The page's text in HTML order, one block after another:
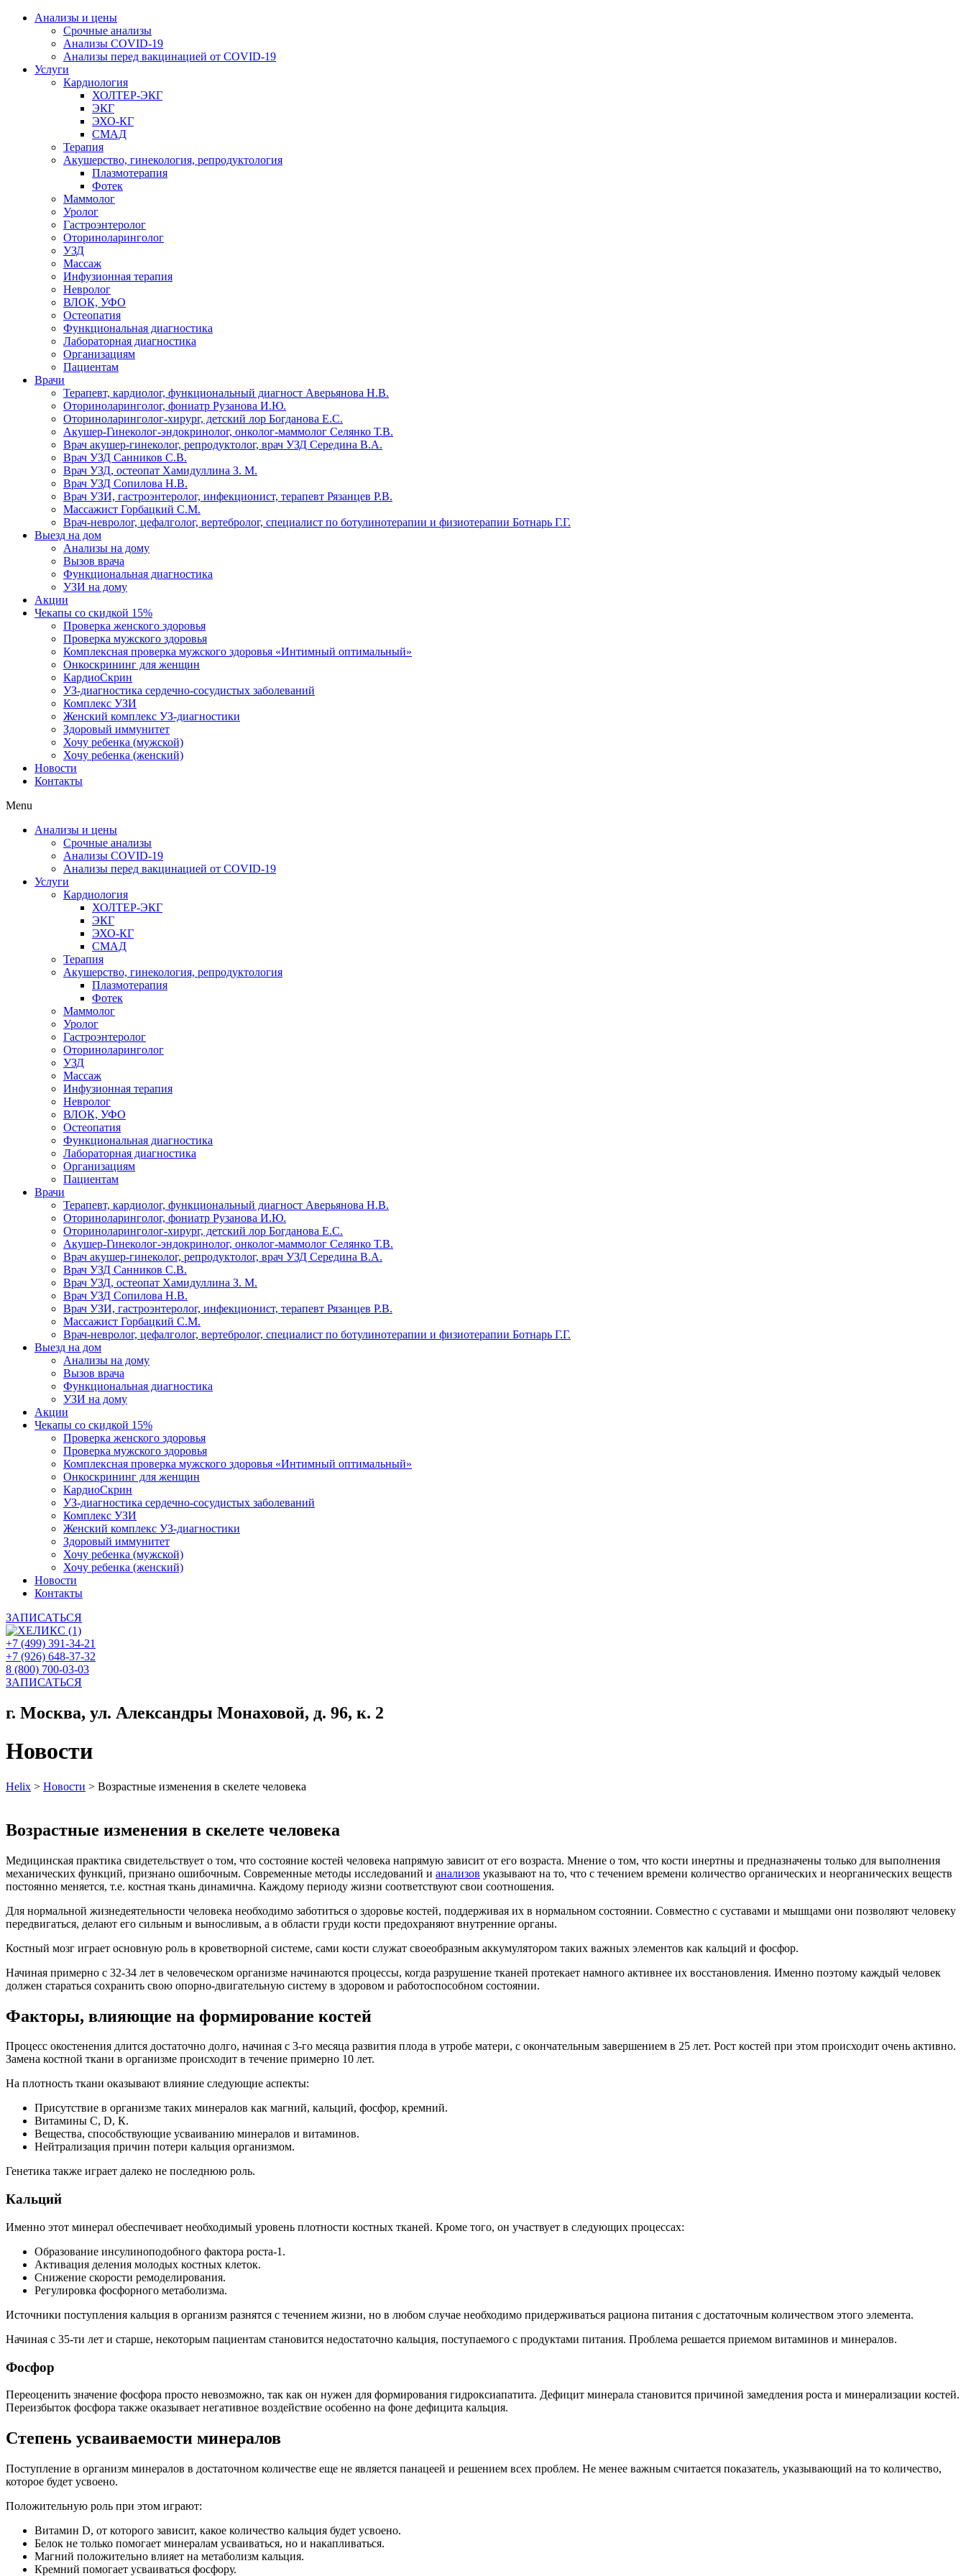
Анализы и цены
Срочные анализы
Анализы COVID-19
Анализы перед вакцинацией от COVID-19
Услуги
Кардиология
ХОЛТЕР-ЭКГ
ЭКГ
ЭХО-КГ
СМАД
Терапия
Акушерство, гинекология, репродуктология
Плазмотерапия
Фотек
Маммолог
Уролог
Гастроэнтеролог
Оториноларинголог
УЗД
Массаж
Инфузионная терапия
Невролог
ВЛОК, УФО
Остеопатия
Функциональная диагностика
Лабораторная диагностика
Организациям
Пациентам
Врачи
Терапевт, кардиолог, функциональный диагност Аверьянова Н.В.
Оториноларинголог, фониатр Рузанова И.Ю.
Оториноларинголог-хирург, детский лор Богданова Е.С.
Акушер-Гинеколог-эндокринолог, онколог-маммолог Селянко Т.В.
Врач акушер-гинеколог, репродуктолог, врач УЗД Середина В.А.
Врач УЗД Санников С.В.
Врач УЗД, остеопат Хамидуллина З. М.
Врач УЗД Сопилова Н.В.
Врач УЗИ, гастроэнтеролог, инфекционист, терапевт Рязанцев Р.В.
Массажист Горбацкий С.М.
Врач-невролог, цефалголог, вертебролог, специалист по ботулинотерапии и физиотерапии Ботнарь Г.Г.
Выезд на дом
Анализы на дому
Вызов врача
Функциональная диагностика
УЗИ на дому
Акции
Чекапы со скидкой 15%
Проверка женского здоровья
Проверка мужского здоровья
Комплексная проверка мужского здоровья «Интимный оптимальный»
Онкоcкрининг для женщин
КардиоСкрин
УЗ-диагностика сердечно-сосудистых заболеваний
Комплекс УЗИ
Женский комплекс УЗ-диагностики
Здоровый иммунитет
Хочу ребенка (мужской)
Хочу ребенка (женский)
Новости
Контакты
Menu
Анализы и цены
Срочные анализы
Анализы COVID-19
Анализы перед вакцинацией от COVID-19
Услуги
Кардиология
ХОЛТЕР-ЭКГ
ЭКГ
ЭХО-КГ
СМАД
Терапия
Акушерство, гинекология, репродуктология
Плазмотерапия
Фотек
Маммолог
Уролог
Гастроэнтеролог
Оториноларинголог
УЗД
Массаж
Инфузионная терапия
Невролог
ВЛОК, УФО
Остеопатия
Функциональная диагностика
Лабораторная диагностика
Организациям
Пациентам
Врачи
Терапевт, кардиолог, функциональный диагност Аверьянова Н.В.
Оториноларинголог, фониатр Рузанова И.Ю.
Оториноларинголог-хирург, детский лор Богданова Е.С.
Акушер-Гинеколог-эндокринолог, онколог-маммолог Селянко Т.В.
Врач акушер-гинеколог, репродуктолог, врач УЗД Середина В.А.
Врач УЗД Санников С.В.
Врач УЗД, остеопат Хамидуллина З. М.
Врач УЗД Сопилова Н.В.
Врач УЗИ, гастроэнтеролог, инфекционист, терапевт Рязанцев Р.В.
Массажист Горбацкий С.М.
Врач-невролог, цефалголог, вертебролог, специалист по ботулинотерапии и физиотерапии Ботнарь Г.Г.
Выезд на дом
Анализы на дому
Вызов врача
Функциональная диагностика
УЗИ на дому
Акции
Чекапы со скидкой 15%
Проверка женского здоровья
Проверка мужского здоровья
Комплексная проверка мужского здоровья «Интимный оптимальный»
Онкоcкрининг для женщин
КардиоСкрин
УЗ-диагностика сердечно-сосудистых заболеваний
Комплекс УЗИ
Женский комплекс УЗ-диагностики
Здоровый иммунитет
Хочу ребенка (мужской)
Хочу ребенка (женский)
Новости
Контакты
ЗАПИСАТЬСЯ
+7 (499) 391-34-21
+7 (926) 648-37-32
8 (800) 700-03-03
ЗАПИСАТЬСЯ
г. Москва, ул. Александры Монаховой, д. 96, к. 2
Новости
Helix > Новости > Возрастные изменения в скелете человека
Возрастные изменения в скелете человека
Медицинская практика свидетельствует о том, что состояние костей человека напрямую зависит от его возраста. Мнение о том, что кости инертны и предназначены только для выполнения
механических функций, признано ошибочным. Современные методы исследований и анализов указывают на то, что с течением времени количество органических и неорганических веществ
постоянно меняется, т.е. костная ткань динамична. Каждому периоду жизни соответствуют свои соотношения.
Для нормальной жизнедеятельности человека необходимо заботиться о здоровье костей, поддерживая их в нормальном состоянии. Совместно с суставами и мышцами они позволяют человеку
передвигаться, делают его сильным и выносливым, а в области груди кости предохраняют внутренние органы.
Костный мозг играет основную роль в кроветворной системе, сами кости служат своеобразным аккумулятором таких важных элементов как кальций и фосфор.
Начиная примерно с 32-34 лет в человеческом организме начинаются процессы, когда разрушение тканей протекает намного активнее их восстановления. Именно поэтому каждый человек
должен стараться сохранить свою опорно-двигательную систему в здоровом и работоспособном состоянии.
Факторы, влияющие на формирование костей
Процесс окостенения длится достаточно долго, начиная с 3-го месяца развития плода в утробе матери, с окончательным завершением в 25 лет. Рост костей при этом происходит очень активно.
Замена костной ткани в организме происходит в течение примерно 10 лет.
На плотность ткани оказывают влияние следующие аспекты:
Присутствие в организме таких минералов как магний, кальций, фосфор, кремний.
Витамины С, D, К.
Вещества, способствующие усваиванию минералов и витаминов.
Нейтрализация причин потери кальция организмом.
Генетика также играет далеко не последнюю роль.
Кальций
Именно этот минерал обеспечивает необходимый уровень плотности костных тканей. Кроме того, он участвует в следующих процессах:
Образование инсулиноподобного фактора роста-1.
Активация деления молодых костных клеток.
Снижение скорости ремоделирования.
Регулировка фосфорного метаболизма.
Источники поступления кальция в организм разнятся с течением жизни, но в любом случае необходимо придерживаться рациона питания с достаточным количеством этого элемента.
Начиная с 35-ти лет и старше, некоторым пациентам становится недостаточно кальция, поступаемого с продуктами питания. Проблема решается приемом витаминов и минералов.
Фосфор
Переоценить значение фосфора просто невозможно, так как он нужен для формирования гидроксиапатита. Дефицит минерала становится причиной замедления роста и минерализации костей.
Переизбыток фосфора также оказывает негативное воздействие особенно на фоне дефицита кальция.
Степень усваиваемости минералов
Поступление в организм минералов в достаточном количестве еще не является панацеей и решением всех проблем. Не менее важным считается показатель, указывающий на то количество,
которое будет усвоено.
Положительную роль при этом играют:
Витамин D, от которого зависит, какое количество кальция будет усвоено.
Белок не только помогает минералам усваиваться, но и накапливаться.
Магний положительно влияет на метаболизм кальция.
Кремний помогает усваиваться фосфору.